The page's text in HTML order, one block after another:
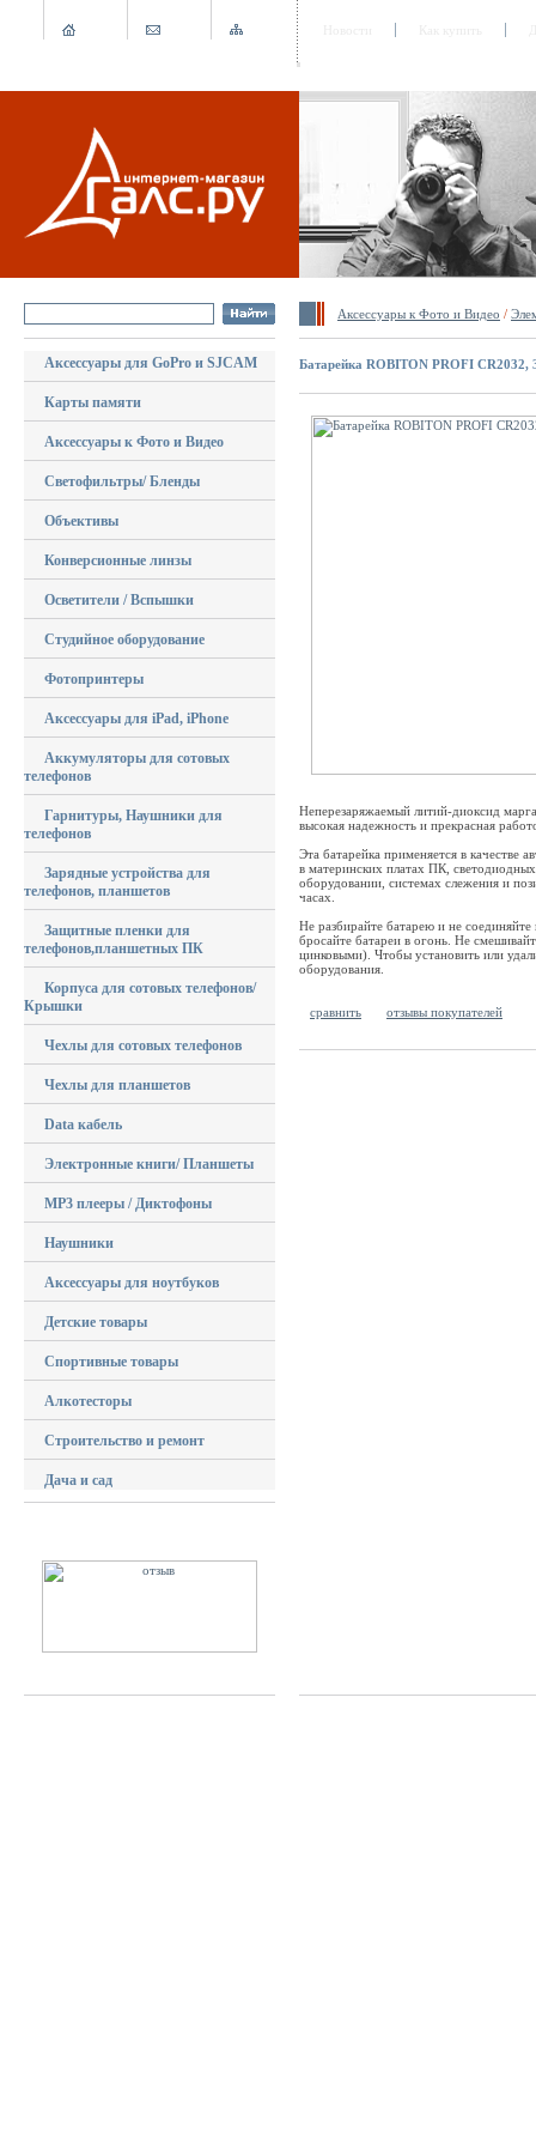
Аксессуары к Фото и Видео /
Аксессуары для GoPro и SJCAM
Карты памяти
Аксессуары к Фото и Видео
Светофильтры/ Бленды
Объективы
Конверсионные линзы
Осветители / Вспышки
Студийное оборудование
Фотопринтеры
Аксессуары для iPad, iPhone
Аккумуляторы для сотовых
телефонов
Гарнитуры, Наушники для
телефонов
Зарядные устройства для
телефонов, планшетов
Защитные пленки для
телефонов,планшетных ПК
Корпуса для сотовых телефонов/
Крышки
Чехлы для сотовых телефонов
Чехлы для планшетов
Data кабель
Электронные книги/ Планшеты
MP3 плееры / Диктофоны
Наушники
Аксессуары для ноутбуков
Детские товары
Спортивные товары
Алкотесторы
Строительство и ремонт
Дача и сад
Батарейка ROBITON PROFI CR2032,
Неперезаряжаемый литий-диоксид
высокая надежность и прекрасная
Эта батарейка применяется в качестве
в материнских платах ПК,
оборудовании, системах слежения и
часах.
Не разбирайте батарею и не
бросайте батареи в огонь. Не
цинковыми). Чтобы установить или
оборудования.
сравнить отзывы покупателей